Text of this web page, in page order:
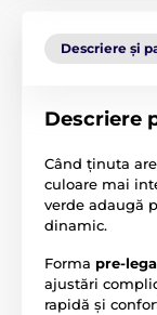
Descriere și
Descriere
Când ținuta
culoare mai
verde adaugă
dinamic.
Forma pre-
ajustări
rapidă și